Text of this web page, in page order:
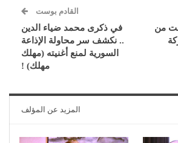
من
القادم بوست
في ذكرى محمد ضياء الدين
.. نكشف سر محاولة الإذاعة
السورية لمنع أغنيته (مهلك
مهلك) !
المزيد عن المؤلف